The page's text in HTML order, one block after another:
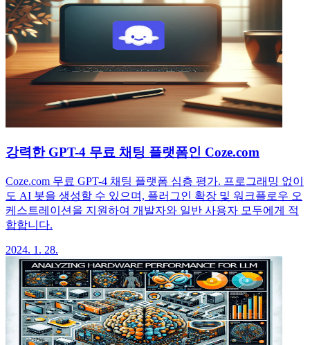
강력한 GPT-4 무료 채팅 플랫폼인 Coze.com
Coze.com 무료 GPT-4 채팅 플랫폼 심층 평가. 프로그래밍 없이
도 AI 봇을 생성할 수 있으며, 플러그인 확장 및 워크플로우 오
케스트레이션을 지원하여 개발자와 일반 사용자 모두에게 적
합합니다.
2024. 1. 28.